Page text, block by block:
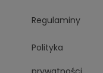
Regulaminy
Polityka